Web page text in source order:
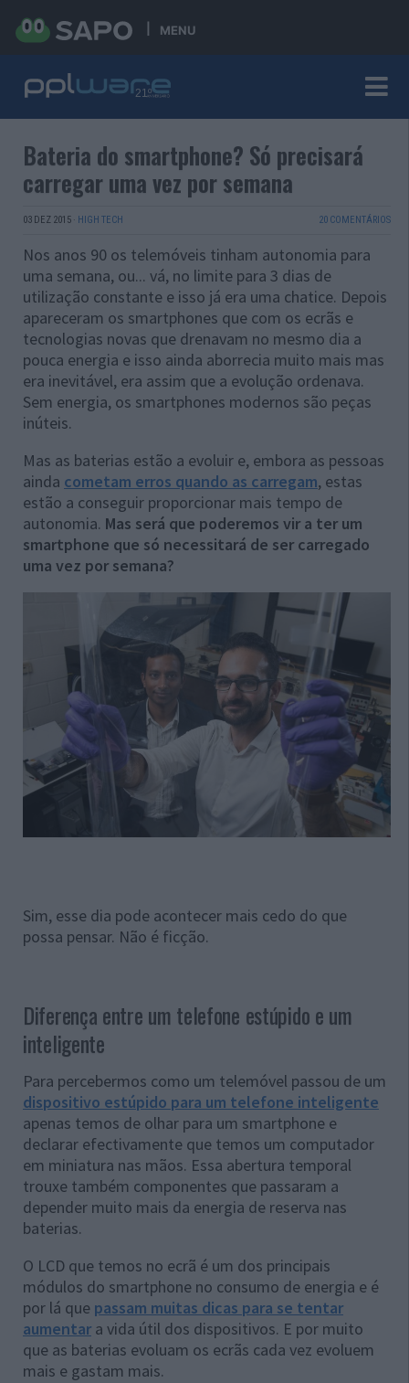
MENU
Bateria do smartphone? Só precisará
carregar uma vez por semana
03 DEZ 2015 · HIGH TECH 20 COMENTÁRIOS
Nos anos 90 os telemóveis tinham autonomia para
uma semana, ou... vá, no limite para 3 dias de
utilização constante e isso já era uma chatice. Depois
apareceram os smartphones que com os ecrãs e
tecnologias novas que drenavam no mesmo dia a
pouca energia e isso ainda aborrecia muito mais mas
era inevitável, era assim que a evolução ordenava.
Sem energia, os smartphones modernos são peças
inúteis.
Mas as baterias estão a evoluir e, embora as pessoas
ainda cometam erros quando as carregam, estas
estão a conseguir proporcionar mais tempo de
autonomia. Mas será que poderemos vir a ter um
smartphone que só necessitará de ser carregado
uma vez por semana?
Sim, esse dia pode acontecer mais cedo do que
possa pensar. Não é ficção.
Diferença entre um telefone estúpido e um
inteligente
Para percebermos como um telemóvel passou de um
dispositivo estúpido para um telefone inteligente
apenas temos de olhar para um smartphone e
declarar efectivamente que temos um computador
em miniatura nas mãos. Essa abertura temporal
trouxe também componentes que passaram a
depender muito mais da energia de reserva nas
baterias.
O LCD que temos no ecrã é um dos principais
módulos do smartphone no consumo de energia e é
por lá que passam muitas dicas para se tentar
aumentar a vida útil dos dispositivos. E por muito
que as baterias evoluam os ecrãs cada vez evoluem
mais e gastam mais.